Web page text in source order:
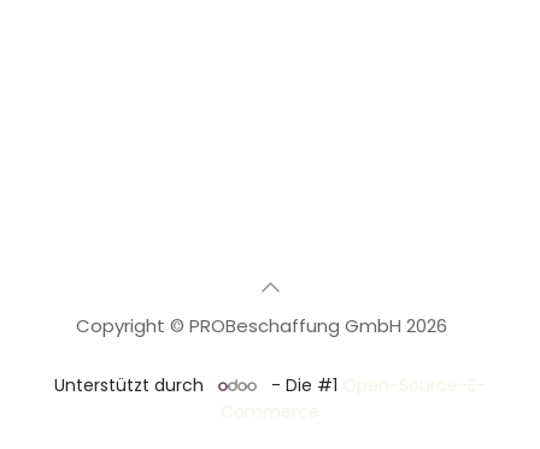
Copyright © PROBeschaffung GmbH 2026
Unterstützt durch - Die #1 Open-Source-E-
Commerce